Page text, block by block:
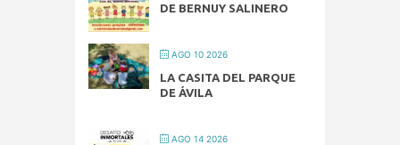
DE BERNUY SALINERO
AGO 10 2026
LA CASITA DEL PARQUE
DE ÁVILA
AGO 14 2026